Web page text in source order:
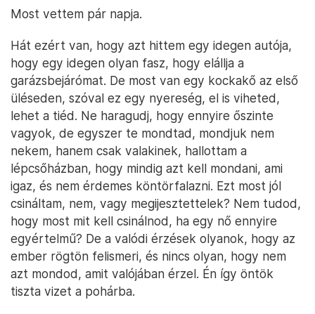
Most vettem pár napja.
Hát ezért van, hogy azt hittem egy idegen autója,
hogy egy idegen olyan fasz, hogy elállja a
garázsbejárómat. De most van egy kockakő az első
üléseden, szóval ez egy nyereség, el is viheted,
lehet a tiéd. Ne haragudj, hogy ennyire őszinte
vagyok, de egyszer te mondtad, mondjuk nem
nekem, hanem csak valakinek, hallottam a
lépcsőházban, hogy mindig azt kell mondani, ami
igaz, és nem érdemes köntörfalazni. Ezt most jól
csináltam, nem, vagy megijesztettelek? Nem tudod,
hogy most mit kell csinálnod, ha egy nő ennyire
egyértelmű? De a valódi érzések olyanok, hogy az
ember rögtön felismeri, és nincs olyan, hogy nem
azt mondod, amit valójában érzel. Én így öntök
tiszta vizet a pohárba.